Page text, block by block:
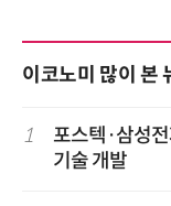
이코노미 많이 본
1
포스텍·삼성
기술 개발